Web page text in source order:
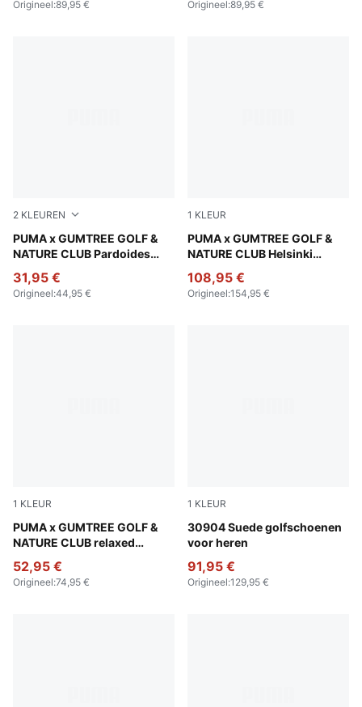
Origineel:89,95 € Origineel:89,95 €
2 KLEUREN
PUMA x GUMTREE GOLF &
NATURE CLUB Pardoides
Warm White
31,95 €
Origineel:44,95 €
1 KLEUR
PUMA x GUMTREE GOLF &
NATURE CLUB Helsinki
Warm White-Flat Dark
108,95 €
Origineel:154,95 €
1 KLEUR
PUMA x GUMTREE GOLF &
NATURE CLUB relaxed
Warm White
52,95 €
Origineel:74,95 €
1 KLEUR
30904 Suede golfschoenen
voor heren
Warm White-Luso Green
91,95 €
Origineel:129,95 €